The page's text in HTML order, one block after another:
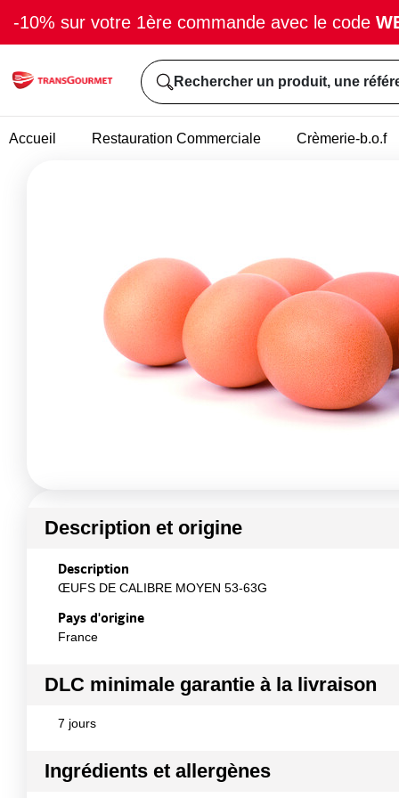
-10% sur votre 1ère commande avec le code
Rechercher un produit, une
Accueil Restauration Commerciale Crèmerie-b.o.f
Description et origine
Description
ŒUFS DE CALIBRE MOYEN 53-63G
Pays d'origine
France
DLC minimale garantie à la livraison
7 jours
Ingrédients et allergènes